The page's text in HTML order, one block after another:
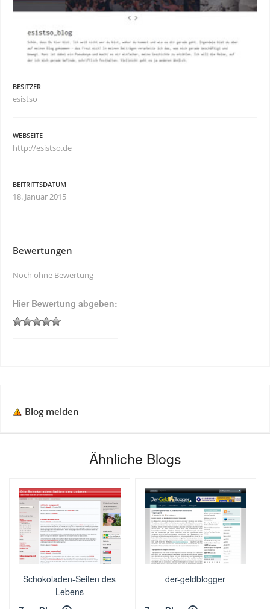
BESITZER
esistso
WEBSEITE
http://esistso.de
BEITRITTSDATUM
18. Januar 2015
Bewertungen
Noch ohne Bewertung
Hier Bewertung abgeben:
Blog melden
Ähnliche Blogs
Schokoladen-Seiten des
Lebens
der-geldblogger